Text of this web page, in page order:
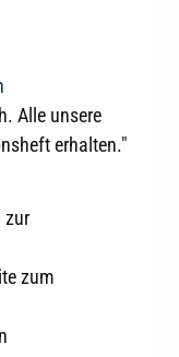
Alle unsere
erhalten."
zur
zum